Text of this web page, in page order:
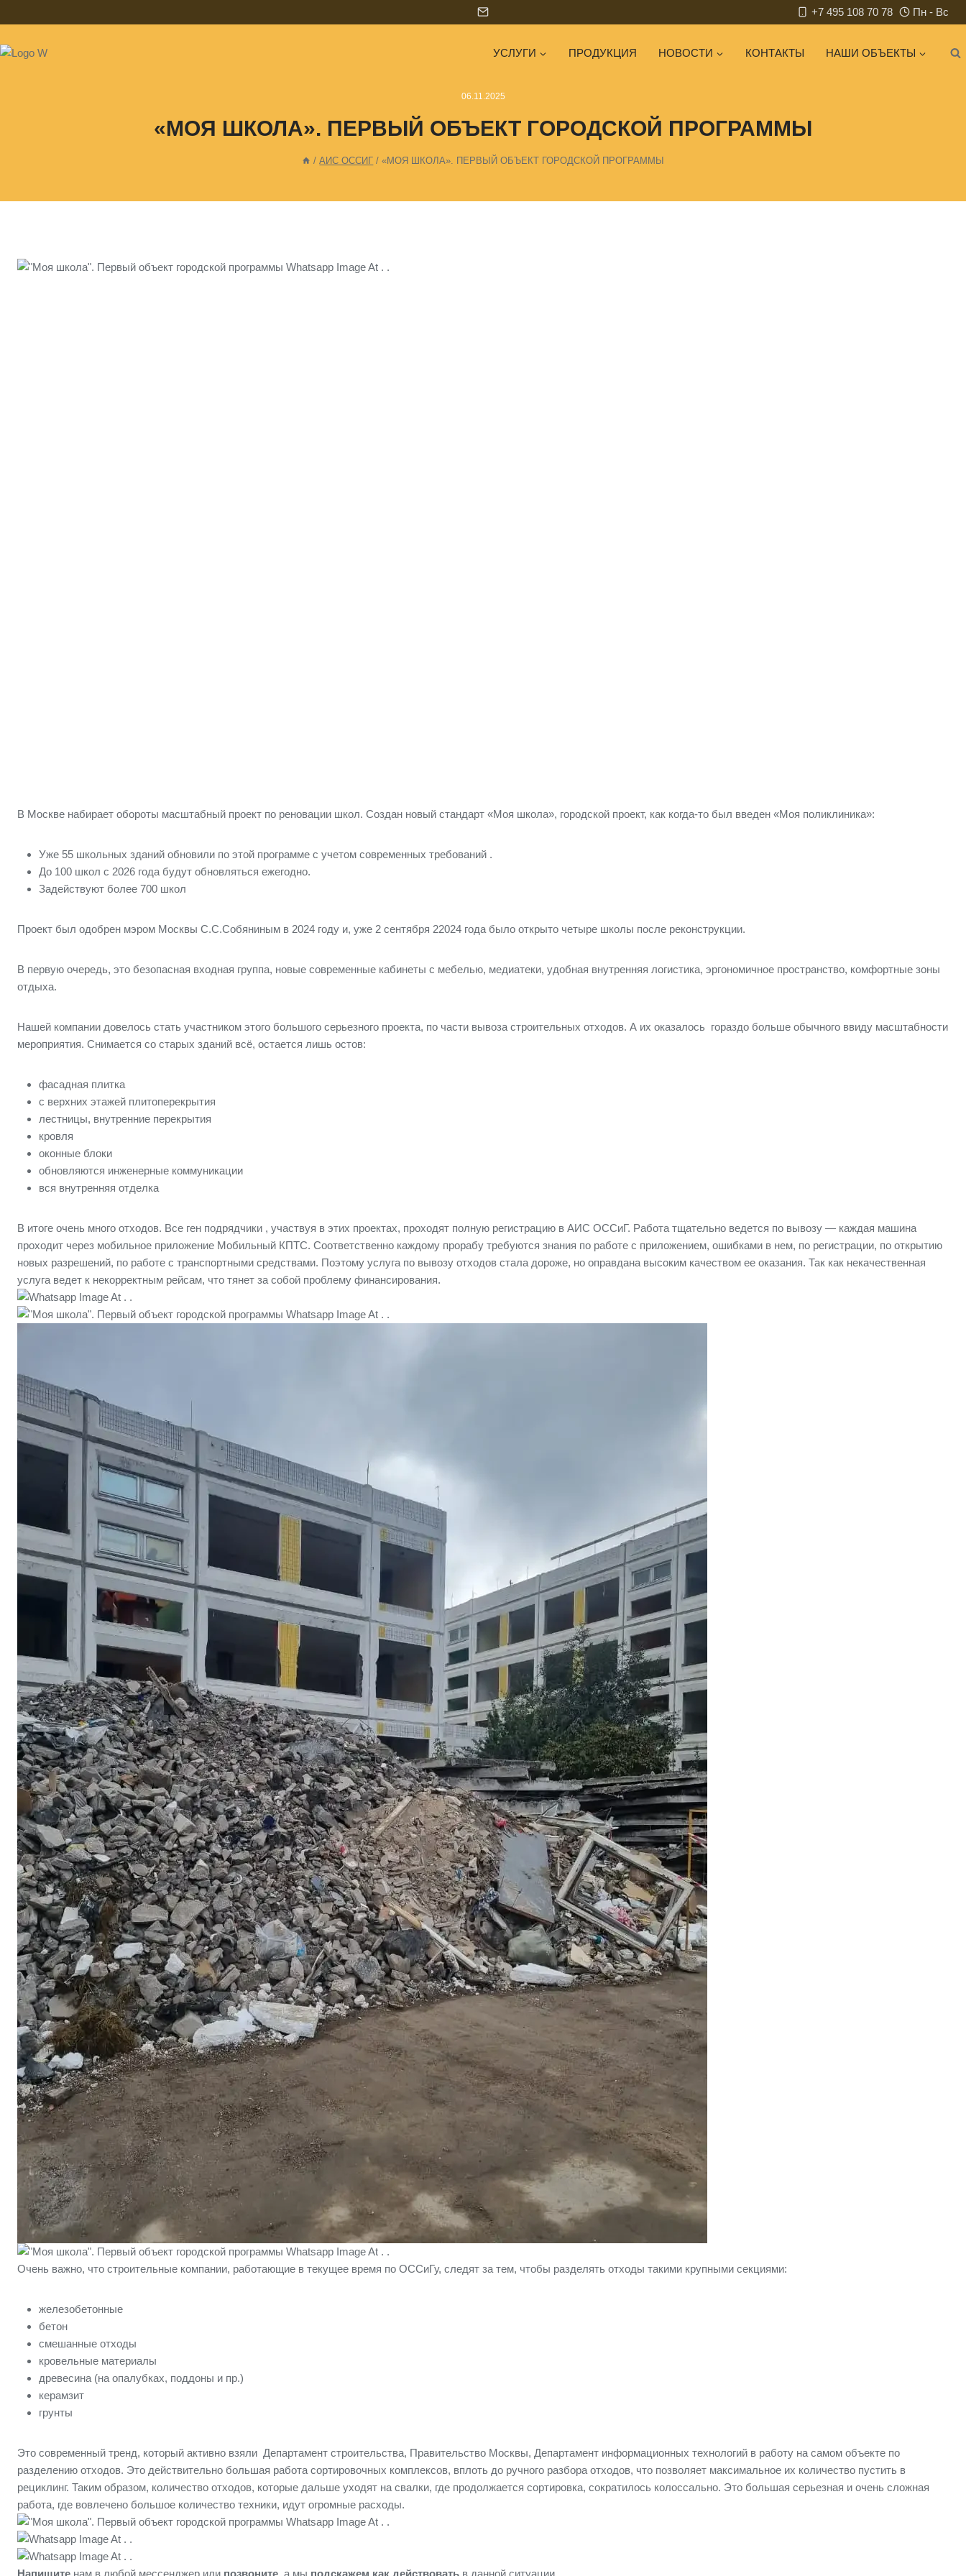
+7 495 108 70 78 Пн - Вс
УСЛУГИ ПРОДУКЦИЯ НОВОСТИ КОНТАКТЫ НАШИ ОБЪЕКТЫ
06.11.2025
«МОЯ ШКОЛА». ПЕРВЫЙ ОБЪЕКТ ГОРОДСКОЙ ПРОГРАММЫ
/ АИС ОССИГ / «МОЯ ШКОЛА». ПЕРВЫЙ ОБЪЕКТ ГОРОДСКОЙ ПРОГРАММЫ
В Москве набирает обороты масштабный проект по реновации школ. Создан новый стандарт «Моя школа», городской проект, как когда-то был введен «Моя поликлиника»:
Уже 55 школьных зданий обновили по этой программе с учетом современных требований .
До 100 школ с 2026 года будут обновляться ежегодно.
Задействуют более 700 школ
Проект был одобрен мэром Москвы С.С.Собяниным в 2024 году и, уже 2 сентября 22024 года было открыто четыре школы после реконструкции.
В первую очередь, это безопасная входная группа, новые современные кабинеты с мебелью, медиатеки, удобная внутренняя логистика, эргономичное пространство, комфортные зоны
отдыха.
Нашей компании довелось стать участником этого большого серьезного проекта, по части вывоза строительных отходов. А их оказалось гораздо больше обычного ввиду масштабности
мероприятия. Снимается со старых зданий всё, остается лишь остов:
фасадная плитка
с верхних этажей плитоперекрытия
лестницы, внутренние перекрытия
кровля
оконные блоки
обновляются инженерные коммуникации
вся внутренняя отделка
В итоге очень много отходов. Все ген подрядчики , участвуя в этих проектах, проходят полную регистрацию в АИС ОССиГ. Работа тщательно ведется по вывозу — каждая машина
проходит через мобильное приложение Мобильный КПТС. Соответственно каждому прорабу требуются знания по работе с приложением, ошибками в нем, по регистрации, по открытию
новых разрешений, по работе с транспортными средствами. Поэтому услуга по вывозу отходов стала дороже, но оправдана высоким качеством ее оказания. Так как некачественная
услуга ведет к некорректным рейсам, что тянет за собой проблему финансирования.
Очень важно, что строительные компании, работающие в текущее время по ОССиГу, следят за тем, чтобы разделять отходы такими крупными секциями:
железобетонные
бетон
смешанные отходы
кровельные материалы
древесина (на опалубках, поддоны и пр.)
керамзит
грунты
Это современный тренд, который активно взяли Департамент строительства, Правительство Москвы, Департамент информационных технологий в работу на самом объекте по
разделению отходов. Это действительно большая работа сортировочных комплексов, вплоть до ручного разбора отходов, что позволяет максимальное их количество пустить в
рециклинг. Таким образом, количество отходов, которые дальше уходят на свалки, где продолжается сортировка, сократилось колоссально. Это большая серьезная и очень сложная
работа, где вовлечено большое количество техники, идут огромные расходы.
Напишите нам в любой мессенджер или позвоните , а мы подскажем как действовать в данной ситуации